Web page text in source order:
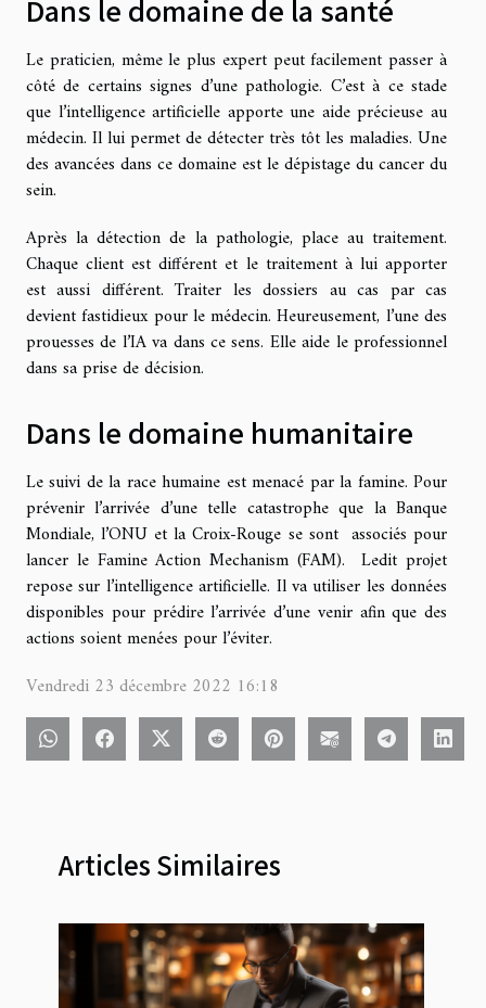
Dans le domaine de la santé
Le praticien, même le plus expert peut facilement passer à
côté de certains signes d’une pathologie. C’est à ce stade
que l’intelligence artificielle apporte une aide précieuse au
médecin. Il lui permet de détecter très tôt les maladies. Une
des avancées dans ce domaine est le dépistage du cancer du
sein.
Après la détection de la pathologie, place au traitement.
Chaque client est différent et le traitement à lui apporter
est aussi différent. Traiter les dossiers au cas par cas
devient fastidieux pour le médecin. Heureusement, l’une des
prouesses de l’IA va dans ce sens. Elle aide le professionnel
dans sa prise de décision.
Dans le domaine humanitaire
Le suivi de la race humaine est menacé par la famine. Pour
prévenir l’arrivée d’une telle catastrophe que la Banque
Mondiale, l’ONU et la Croix-Rouge se sont associés pour
lancer le Famine Action Mechanism (FAM). Ledit projet
repose sur l’intelligence artificielle. Il va utiliser les données
disponibles pour prédire l’arrivée d’une venir afin que des
actions soient menées pour l’éviter.
Vendredi 23 décembre 2022 16:18
Articles Similaires